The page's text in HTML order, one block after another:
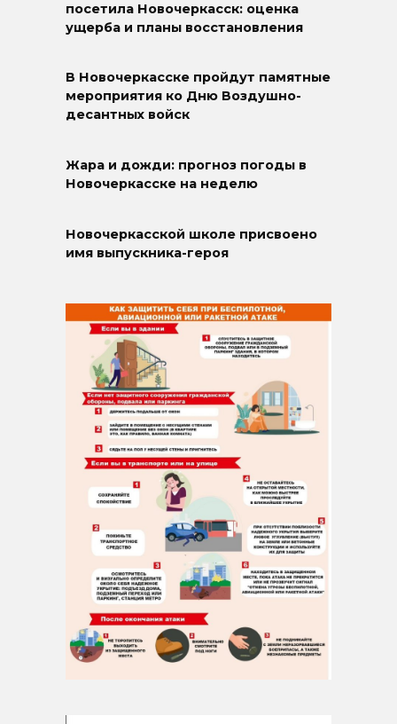
посетила Новочеркасск: оценка
ущерба и планы восстановления
В Новочеркасске пройдут памятные
мероприятия ко Дню Воздушно-
десантных войск
Жара и дожди: прогноз погоды в
Новочеркасске на неделю
Новочеркасской школе присвоено
имя выпускника-героя